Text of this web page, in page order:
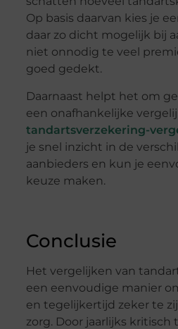
Op basis daarvan kies je
daar zo dicht mogelijk bij
niet onnodig te veel
goed gedekt.
Daarnaast helpt het om
een onafhankelijke
tandartsverzekering-
je snel inzicht in de
aanbieders en kun je
keuze maken.
Conclusie
Het vergelijken van
een eenvoudige manier
en tegelijkertijd zeker te
zorg. Door jaarlijks kritisch